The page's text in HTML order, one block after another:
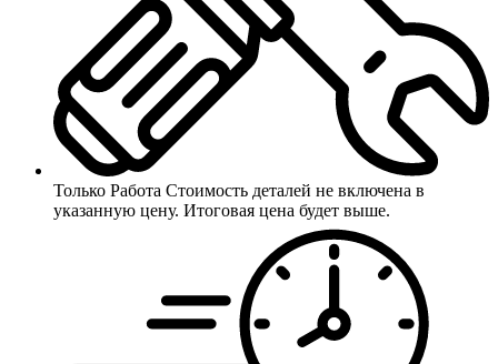
Только Работа Стоимость деталей не включена в
указанную цену. Итоговая цена будет выше.